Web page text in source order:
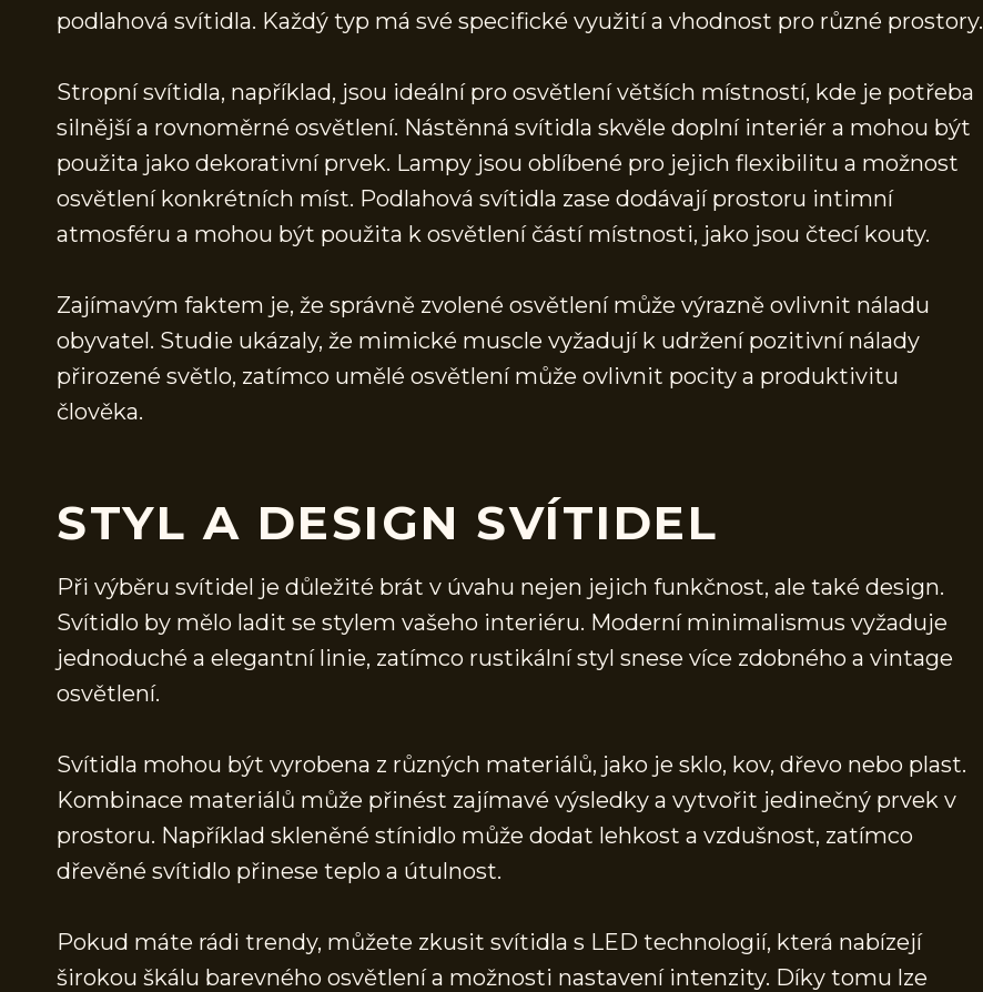
podlahová svítidla. Každý typ má své specifické využití a vhodnost pro různé prostory.
Stropní svítidla, například, jsou ideální pro osvětlení větších místností, kde je potřeba
silnější a rovnoměrné osvětlení. Nástěnná svítidla skvěle doplní interiér a mohou být
použita jako dekorativní prvek. Lampy jsou oblíbené pro jejich flexibilitu a možnost
osvětlení konkrétních míst. Podlahová svítidla zase dodávají prostoru intimní
atmosféru a mohou být použita k osvětlení částí místnosti, jako jsou čtecí kouty.
Zajímavým faktem je, že správně zvolené osvětlení může výrazně ovlivnit náladu
obyvatel. Studie ukázaly, že mimické muscle vyžadují k udržení pozitivní nálady
přirozené světlo, zatímco umělé osvětlení může ovlivnit pocity a produktivitu
člověka.
STYL A DESIGN SVÍTIDEL
Při výběru svítidel je důležité brát v úvahu nejen jejich funkčnost, ale také design.
Svítidlo by mělo ladit se stylem vašeho interiéru. Moderní minimalismus vyžaduje
jednoduché a elegantní linie, zatímco rustikální styl snese více zdobného a vintage
osvětlení.
Svítidla mohou být vyrobena z různých materiálů, jako je sklo, kov, dřevo nebo plast.
Kombinace materiálů může přinést zajímavé výsledky a vytvořit jedinečný prvek v
prostoru. Například skleněné stínidlo může dodat lehkost a vzdušnost, zatímco
dřevěné svítidlo přinese teplo a útulnost.
Pokud máte rádi trendy, můžete zkusit svítidla s LED technologií, která nabízejí
širokou škálu barevného osvětlení a možnosti nastavení intenzity. Díky tomu lze